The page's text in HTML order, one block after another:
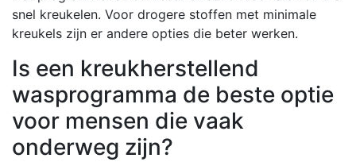
snel kreukelen. Voor drogere stoffen met minimale
kreukels zijn er andere opties die beter werken.
Is een kreukherstellend
wasprogramma de beste optie
voor mensen die vaak
onderweg zijn?